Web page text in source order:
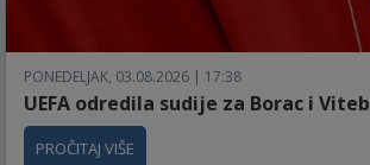
PONEDELJAK, 03.08.2026 | 17:38
UEFA odredila sudije za Borac i
PROČITAJ VIŠE